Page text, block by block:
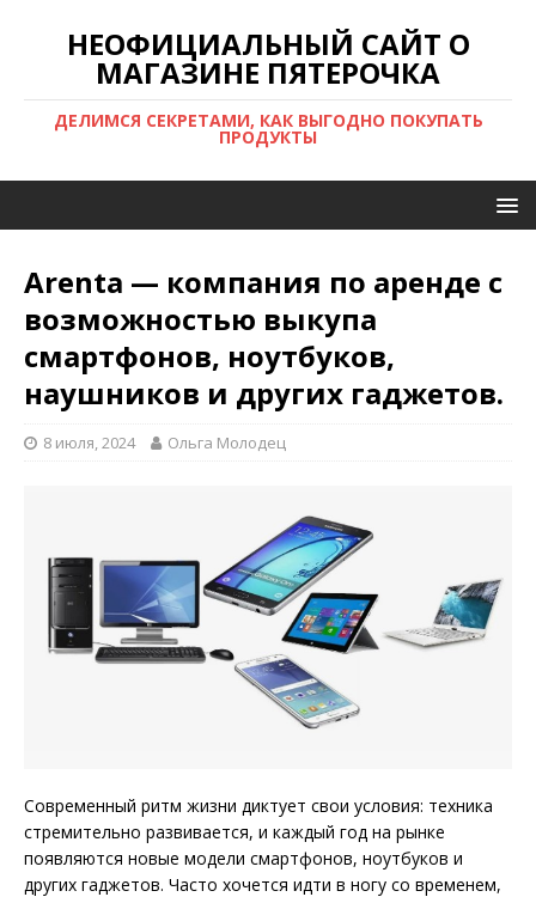
НЕОФИЦИАЛЬНЫЙ САЙТ О
МАГАЗИНЕ ПЯТЕРОЧКА
ДЕЛИМСЯ СЕКРЕТАМИ, КАК ВЫГОДНО ПОКУПАТЬ
ПРОДУКТЫ
Arenta — компания по аренде с
возможностью выкупа
смартфонов, ноутбуков,
наушников и других гаджетов.
8 июля, 2024 Ольга Молодец
Современный ритм жизни диктует свои условия: техника
стремительно развивается, и каждый год на рынке
появляются новые модели смартфонов, ноутбуков и
других гаджетов. Часто хочется идти в ногу со временем,